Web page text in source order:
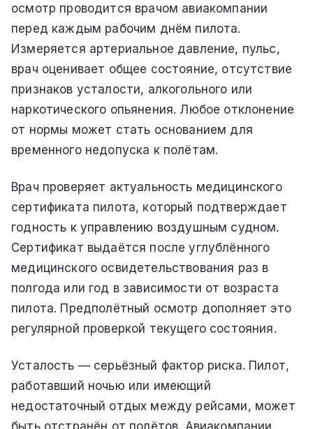
осмотр проводится врачом авиакомпании
перед каждым рабочим днём пилота.
Измеряется артериальное давление, пульс,
врач оценивает общее состояние, отсутствие
признаков усталости, алкогольного или
наркотического опьянения. Любое отклонение
от нормы может стать основанием для
временного недопуска к полётам.
Врач проверяет актуальность медицинского
сертификата пилота, который подтверждает
годность к управлению воздушным судном.
Сертификат выдаётся после углублённого
медицинского освидетельствования раз в
полгода или год в зависимости от возраста
пилота. Предполётный осмотр дополняет это
регулярной проверкой текущего состояния.
Усталость — серьёзный фактор риска. Пилот,
работавший ночью или имеющий
недостаточный отдых между рейсами, может
быть отстранён от полётов. Авиакомпании